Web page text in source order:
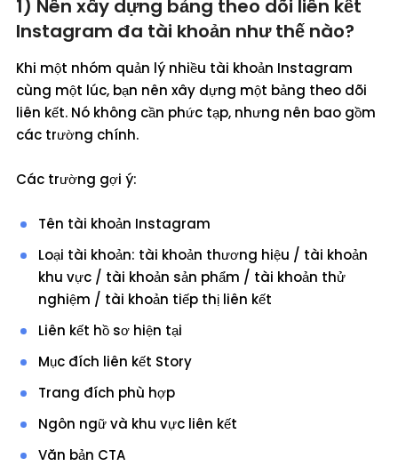
1) Nên xây dựng bảng theo dõi liên kết
Instagram đa tài khoản như thế nào?
Khi một nhóm quản lý nhiều tài khoản Instagram
cùng một lúc, bạn nên xây dựng một bảng theo dõi
liên kết. Nó không cần phức tạp, nhưng nên bao gồm
các trường chính.
Các trường gợi ý:
Tên tài khoản Instagram
Loại tài khoản: tài khoản thương hiệu / tài khoản
khu vực / tài khoản sản phẩm / tài khoản thử
nghiệm / tài khoản tiếp thị liên kết
Liên kết hồ sơ hiện tại
Mục đích liên kết Story
Trang đích phù hợp
Ngôn ngữ và khu vực liên kết
Văn bản CTA